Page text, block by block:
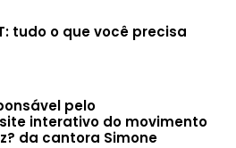
tudo o que você precisa
pelo
interativo do movimento
da cantora Simone